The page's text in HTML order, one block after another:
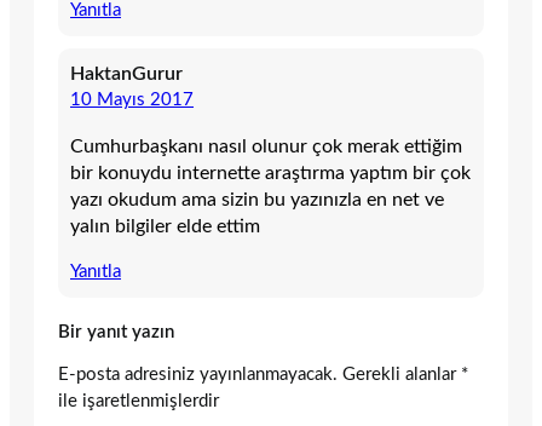
Yanıtla
HaktanGurur
10 Mayıs 2017
Cumhurbaşkanı nasıl olunur çok merak ettiğim
bir konuydu internette araştırma yaptım bir çok
yazı okudum ama sizin bu yazınızla en net ve
yalın bilgiler elde ettim
Yanıtla
Bir yanıt yazın
E-posta adresiniz yayınlanmayacak. Gerekli alanlar *
ile işaretlenmişlerdir